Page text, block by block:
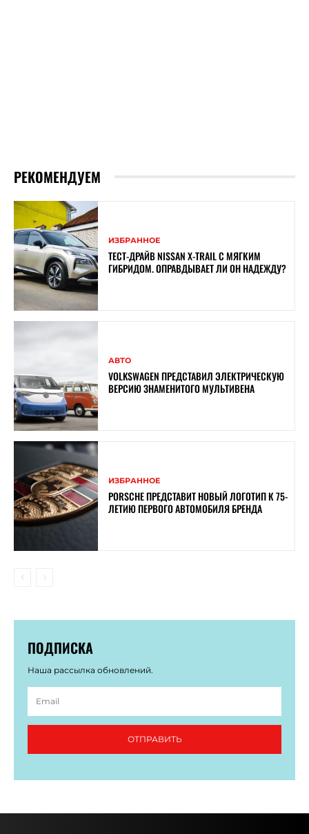
РЕКОМЕНДУЕМ
ИЗБРАННОЕ
ТЕСТ-ДРАЙВ NISSAN X-TRAIL С МЯГКИМ
ГИБРИДОМ. ОПРАВДЫВАЕТ ЛИ ОН НАДЕЖДУ?
АВТО
VOLKSWAGEN ПРЕДСТАВИЛ ЭЛЕКТРИЧЕСКУЮ
ВЕРСИЮ ЗНАМЕНИТОГО МУЛЬТИВЕНА
ИЗБРАННОЕ
PORSCHE ПРЕДСТАВИТ НОВЫЙ ЛОГОТИП К 75-
ЛЕТИЮ ПЕРВОГО АВТОМОБИЛЯ БРЕНДА
ПОДПИСКА
Наша рассылка обновлений.
ОТПРАВИТЬ